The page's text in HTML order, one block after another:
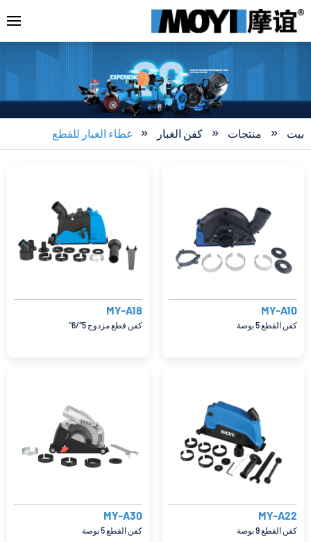
بيت  منتجات  كفن الغبار  غطاء الغبار للقطع
MY-A10
كفن القطع 5 بوصة
MY-A18
كفن قطع مزدوج 5''/6''
MY-A22
كفن القطع 9 بوصة
MY-A30
كفن القطع 5 بوصة